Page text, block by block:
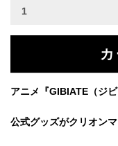
アニメ『GIBIATE（ジ
公式グッズがクリオン